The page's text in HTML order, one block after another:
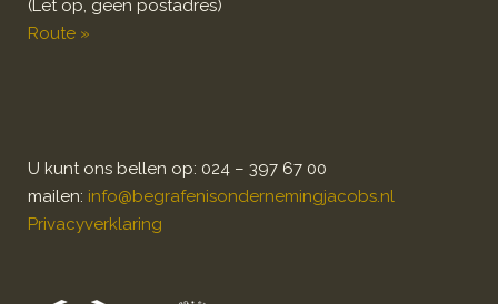
(Let op, geen postadres)
Route »
U kunt ons bellen op: 024 – 397 67 00
mailen: info@begrafenisondernemingjacobs.nl
Privacyverklaring